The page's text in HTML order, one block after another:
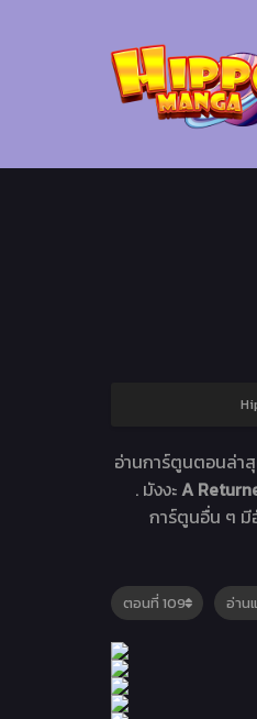
อ่านการ์ตูนตอนล่า
. มังงะA
การ์ตูนอื่น ๆ มี